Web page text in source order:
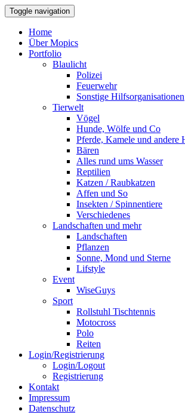
Toggle navigation
Home
Über Mopics
Portfolio
Blaulicht
Polizei
Feuerwehr
Sonstige Hilfsorganisationen
Tierwelt
Vögel
Hunde, Wölfe und Co
Pferde, Kamele und andere
Bären
Alles rund ums Wasser
Reptilien
Katzen / Raubkatzen
Affen und So
Insekten / Spinnentiere
Verschiedenes
Landschaften und mehr
Landschaften
Pflanzen
Sonne, Mond und Sterne
Lifstyle
Event
WiseGuys
Sport
Rollstuhl Tischtennis
Motocross
Polo
Reiten
Login/Registrierung
Login/Logout
Registrierung
Kontakt
Impressum
Datenschutz